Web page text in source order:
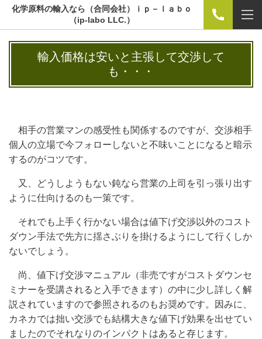
化学原料の輸入なら（合同会社）ｉｐ－ｌａｂｏ
（ip-labo LLC.）
輸入価格は安いと主張して交渉して
も・・・
相手の営業マンの感受性も関係するのですが、交渉相手
個人の立場で今フォローしないと不味いことになると暗示
するのがコツです。
又、どうしようもない鈍なら営業の上司を引っ張り出す
ように仕向けるのも一策です。
それでも上手く行かない場合は値下げ交渉以外のコスト
ダウン手法で先方に揺さぶりを掛けるようにして行くしか
ないでしょう。
尚、値下げ交渉マニュアル（非売ですがコストダウンセ
ミナーを受講されると入手できます）の中に少し詳しく解
説されていますので参照されるのもお奨めです。因みに、
カネカでは拙い交渉でも結構大きな値下げ効果を出せてい
ましたのでそれなりのインパクトはあると存じます。